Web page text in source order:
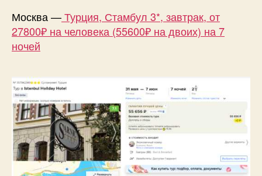
Москва —Турция, Стамбул 3*, завтрак, от
27800₽ на человека (55600₽ на двоих) на 7
ночей